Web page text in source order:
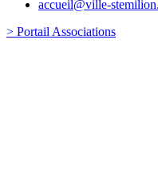
accueil@ville-
> Portail Associations